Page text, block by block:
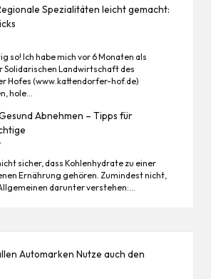
Spezialitäten leicht gemacht:
so! Ich habe mich vor 6 Monaten als
Solidarischen Landwirtschaft des
Hofes (www.kattendorfer-hof.de)
hole…
Abnehmen – Tipps für
sicher, dass Kohlenhydrate zu einer
Ernährung gehören. Zumindest nicht,
darunter verstehen:…
Automarken Nutze auch den